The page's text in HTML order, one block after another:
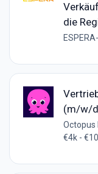
die
(m/w/
Octopus
€4k -